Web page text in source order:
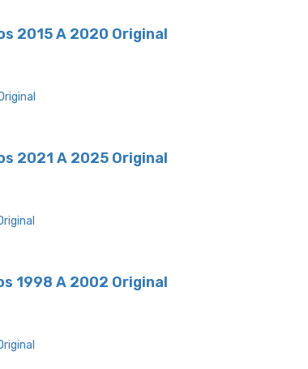
2015 A 2020 Original
2021 A 2025 Original
1998 A 2002 Original